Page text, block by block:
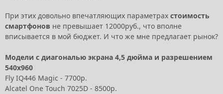
При этих довольно впечатляющих параметрах стоимость
смартфонов не превышает 12000руб., что вполне
вписывается в мой бюджет. И что же мне предлагает рынок?
Модели с диагональю экрана 4,5 дюйма и разрешением
540x960
Fly IQ446 Magic - 7700р.
Alcatel One Touch 7025D - 8500р.